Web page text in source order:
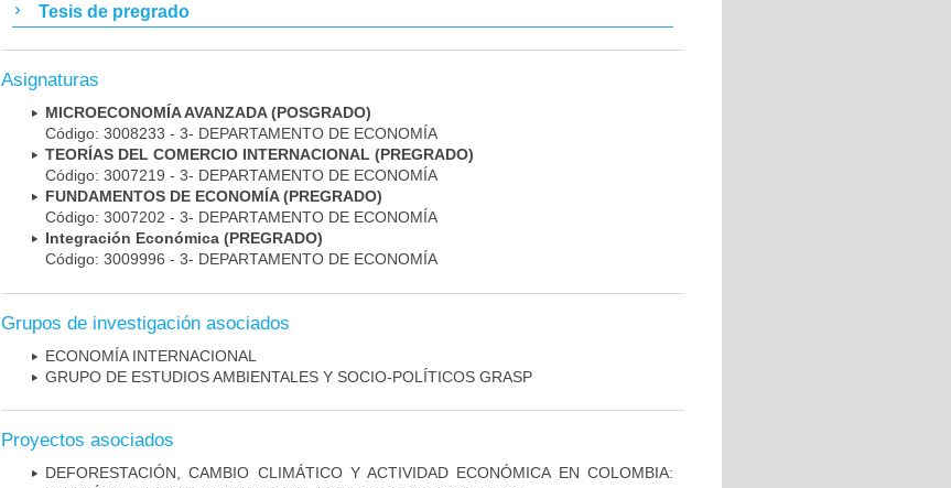
Tesis de pregrado
Asignaturas
MICROECONOMÍA AVANZADA (POSGRADO)
Código: 3008233 - 3- DEPARTAMENTO DE ECONOMÍA
TEORÍAS DEL COMERCIO INTERNACIONAL (PREGRADO)
Código: 3007219 - 3- DEPARTAMENTO DE ECONOMÍA
FUNDAMENTOS DE ECONOMÍA (PREGRADO)
Código: 3007202 - 3- DEPARTAMENTO DE ECONOMÍA
Integración Económica (PREGRADO)
Código: 3009996 - 3- DEPARTAMENTO DE ECONOMÍA
Grupos de investigación asociados
ECONOMÍA INTERNACIONAL
GRUPO DE ESTUDIOS AMBIENTALES Y SOCIO-POLÍTICOS GRASP
Proyectos asociados
DEFORESTACIÓN, CAMBIO CLIMÁTICO Y ACTIVIDAD ECONÓMICA EN COLOMBIA: